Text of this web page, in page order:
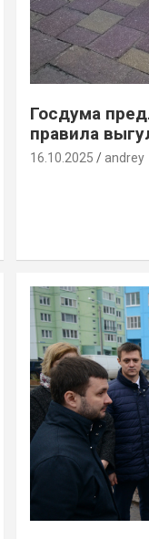
Госдума
правила
16.10.2025 andrey